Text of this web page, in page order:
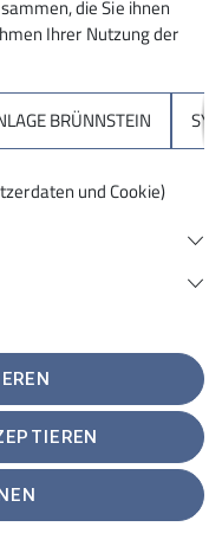
Datenschutz-Einstellungen
Erklärung zur Barrierefreiheit
die Sie ihnen
Ihrer Nutzung der
BRÜNNSTEIN
und Cookie)